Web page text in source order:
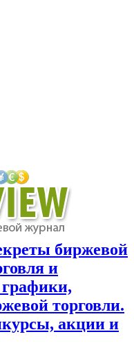
биржевой
и
торговли.
акции и